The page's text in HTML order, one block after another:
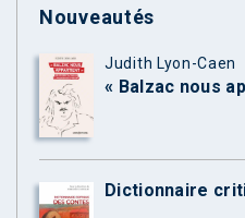
Nouveautés
Judith Lyon-Caen
« Balzac nous
Dictionnaire